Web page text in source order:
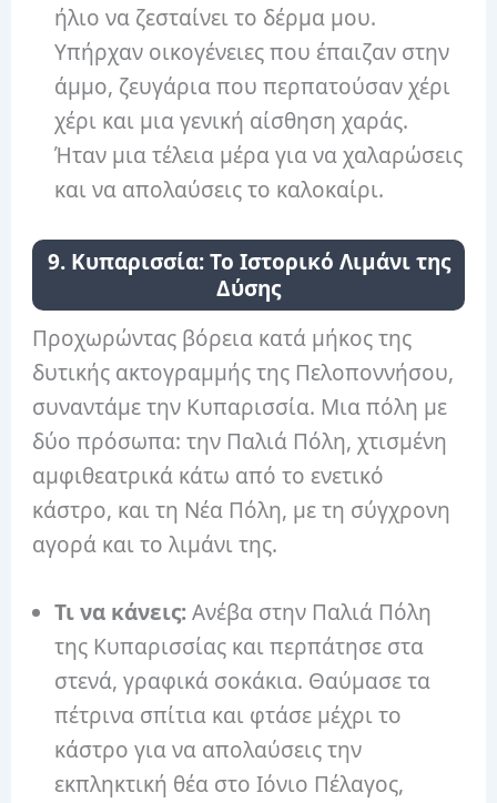
ήλιο να ζεσταίνει το δέρμα μου.
Υπήρχαν οικογένειες που έπαιζαν στην
άμμο, ζευγάρια που περπατούσαν χέρι
χέρι και μια γενική αίσθηση χαράς.
Ήταν μια τέλεια μέρα για να χαλαρώσεις
και να απολαύσεις το καλοκαίρι.
9. Κυπαρισσία: Το Ιστορικό Λιμάνι της
Δύσης
Προχωρώντας βόρεια κατά μήκος της
δυτικής ακτογραμμής της Πελοποννήσου,
συναντάμε την Κυπαρισσία. Μια πόλη με
δύο πρόσωπα: την Παλιά Πόλη, χτισμένη
αμφιθεατρικά κάτω από το ενετικό
κάστρο, και τη Νέα Πόλη, με τη σύγχρονη
αγορά και το λιμάνι της.
Τι να κάνεις:Ανέβα στην Παλιά Πόλη
της Κυπαρισσίας και περπάτησε στα
στενά, γραφικά σοκάκια. Θαύμασε τα
πέτρινα σπίτια και φτάσε μέχρι το
κάστρο για να απολαύσεις την
εκπληκτική θέα στο Ιόνιο Πέλαγος,